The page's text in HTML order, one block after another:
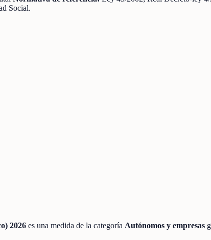
Social.
2026 es una medida de la categoría Autónomos y empresas